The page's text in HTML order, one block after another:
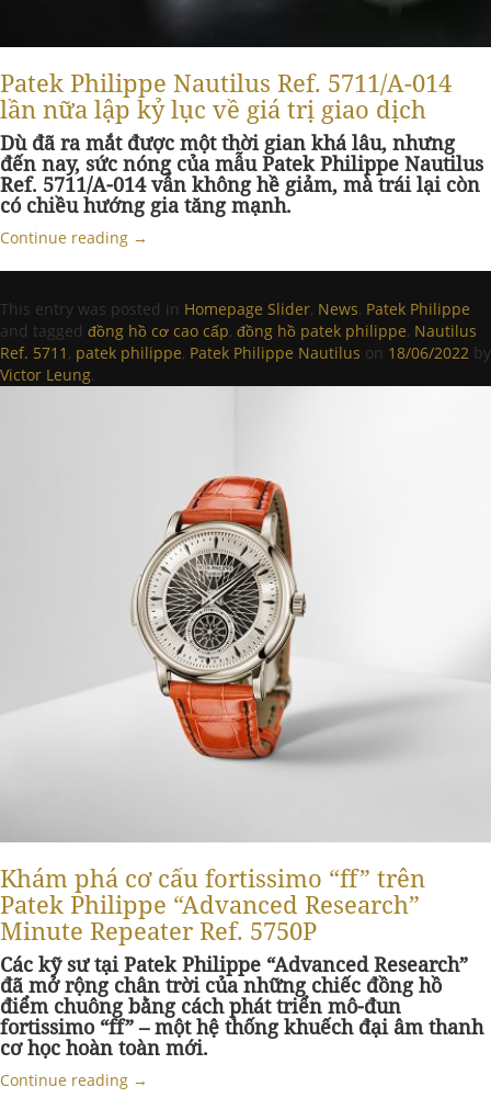
Patek Philippe Nautilus Ref. 5711/A-014
lần nữa lập kỷ lục về giá trị giao dịch
Dù đã ra mắt được một thời gian khá lâu, nhưng
đến nay, sức nóng của mẫu Patek Philippe Nautilus
Ref. 5711/A-014 vẫn không hề giảm, mà trái lại còn
có chiều hướng gia tăng mạnh.
Continue reading →
This entry was posted in Homepage Slider, News, Patek Philippe
and tagged đồng hồ cơ cao cấp, đồng hồ patek philippe, Nautilus
Ref. 5711 , patek philippe, Patek Philippe Nautilus on 18/06/2022 by
Victor Leung.
Khám phá cơ cấu fortissimo “ff” trên
Patek Philippe “Advanced Research”
Minute Repeater Ref. 5750P
Các kỹ sư tại Patek Philippe “Advanced Research”
đã mở rộng chân trời của những chiếc đồng hồ
điểm chuông bằng cách phát triển mô-đun
fortissimo “ff” – một hệ thống khuếch đại âm thanh
cơ học hoàn toàn mới.
Continue reading →